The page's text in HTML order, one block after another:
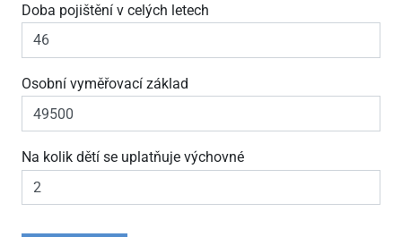
Doba pojištění v celých letech
Osobní vyměřovací základ
Na kolik dětí se uplatňuje výchovné